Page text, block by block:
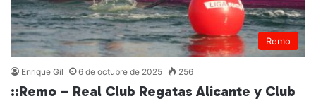
Remo
Enrique Gil 6 de octubre de 2025 256
::Remo – Real Club Regatas Alicante y Club